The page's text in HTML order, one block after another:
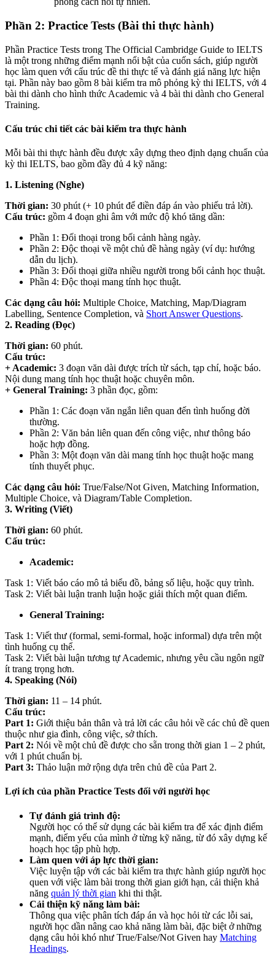
Phần 2: Practice Tests (Bài thi thực hành)
Phần Practice Tests trong The Official Cambridge Guide to IELTS
là một trong những điểm mạnh nổi bật của cuốn sách, giúp người
học làm quen với cấu trúc đề thi thực tế và đánh giá năng lực hiện
tại. Phần này bao gồm 8 bài kiểm tra mô phỏng kỳ thi IELTS, với 4
bài thi dành cho hình thức Academic và 4 bài thi dành cho General
Training.
Cấu trúc chi tiết các bài kiểm tra thực hành
Mỗi bài thi thực hành đều được xây dựng theo định dạng chuẩn của
kỳ thi IELTS, bao gồm đầy đủ 4 kỹ năng:
1. Listening (Nghe)
Thời gian: 30 phút (+ 10 phút để điền đáp án vào phiếu trả lời).
Cấu trúc: gồm 4 đoạn ghi âm với mức độ khó tăng dần:
Phần 1: Đối thoại trong bối cảnh hàng ngày.
Phần 2: Độc thoại về một chủ đề hàng ngày (ví dụ: hướng
dẫn du lịch).
Phần 3: Đối thoại giữa nhiều người trong bối cảnh học thuật.
Phần 4: Độc thoại mang tính học thuật.
Các dạng câu hỏi: Multiple Choice, Matching, Map/Diagram
Labelling, Sentence Completion, và Short Answer Questions.
2. Reading (Đọc)
Thời gian: 60 phút.
Cấu trúc:
+ Academic: 3 đoạn văn dài được trích từ sách, tạp chí, hoặc báo.
Nội dung mang tính học thuật hoặc chuyên môn.
+ General Training: 3 phần đọc, gồm:
Phần 1: Các đoạn văn ngắn liên quan đến tình huống đời
thường.
Phần 2: Văn bản liên quan đến công việc, như thông báo
hoặc hợp đồng.
Phần 3: Một đoạn văn dài mang tính học thuật hoặc mang
tính thuyết phục.
Các dạng câu hỏi: True/False/Not Given, Matching Information,
Multiple Choice, và Diagram/Table Completion.
3. Writing (Viết)
Thời gian: 60 phút.
Cấu trúc:
Academic:
Task 1: Viết báo cáo mô tả biểu đồ, bảng số liệu, hoặc quy trình.
Task 2: Viết bài luận tranh luận hoặc giải thích một quan điểm.
General Training:
Task 1: Viết thư (formal, semi-formal, hoặc informal) dựa trên một
tình huống cụ thể.
Task 2: Viết bài luận tương tự Academic, nhưng yêu cầu ngôn ngữ
ít trang trọng hơn.
4. Speaking (Nói)
Thời gian: 11 – 14 phút.
Cấu trúc:
Part 1: Giới thiệu bản thân và trả lời các câu hỏi về các chủ đề quen
thuộc như gia đình, công việc, sở thích.
Part 2: Nói về một chủ đề được cho sẵn trong thời gian 1 – 2 phút,
với 1 phút chuẩn bị.
Part 3: Thảo luận mở rộng dựa trên chủ đề của Part 2.
Lợi ích của phần Practice Tests đối với người học
Tự đánh giá trình độ:
Người học có thể sử dụng các bài kiểm tra để xác định điểm
mạnh, điểm yếu của mình ở từng kỹ năng, từ đó xây dựng kế
hoạch học tập phù hợp.
Làm quen với áp lực thời gian:
Việc luyện tập với các bài kiểm tra thực hành giúp người học
quen với việc làm bài trong thời gian giới hạn, cải thiện khả
năng quản lý thời gian khi thi thật.
Cải thiện kỹ năng làm bài:
Thông qua việc phân tích đáp án và học hỏi từ các lỗi sai,
người học dần nâng cao khả năng làm bài, đặc biệt ở những
dạng câu hỏi khó như True/False/Not Given hay Matching
Headings.